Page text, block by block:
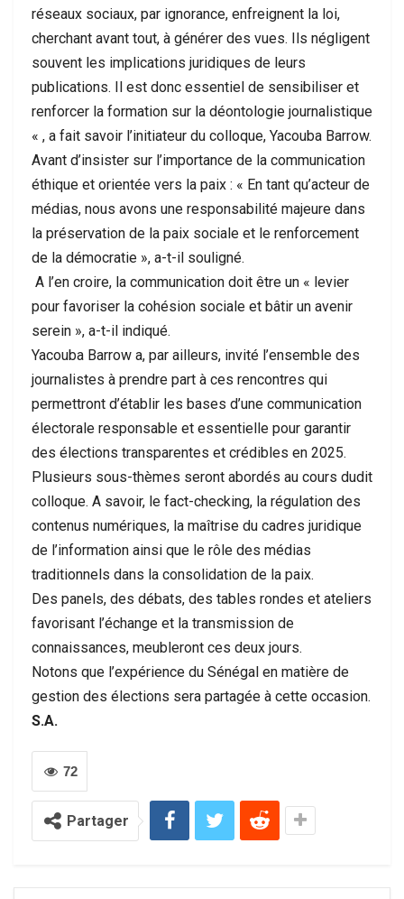
réseaux sociaux, par ignorance, enfreignent la loi,
cherchant avant tout, à générer des vues. Ils négligent
souvent les implications juridiques de leurs
publications. Il est donc essentiel de sensibiliser et
renforcer la formation sur la déontologie journalistique
« , a fait savoir l’initiateur du colloque, Yacouba Barrow.
Avant d’insister sur l’importance de la communication
éthique et orientée vers la paix : « En tant qu’acteur de
médias, nous avons une responsabilité majeure dans
la préservation de la paix sociale et le renforcement
de la démocratie », a-t-il souligné.
A l’en croire, la communication doit être un « levier
pour favoriser la cohésion sociale et bâtir un avenir
serein », a-t-il indiqué.
Yacouba Barrow a, par ailleurs, invité l’ensemble des
journalistes à prendre part à ces rencontres qui
permettront d’établir les bases d’une communication
électorale responsable et essentielle pour garantir
des élections transparentes et crédibles en 2025.
Plusieurs sous-thèmes seront abordés au cours dudit
colloque. A savoir, le fact-checking, la régulation des
contenus numériques, la maîtrise du cadres juridique
de l’information ainsi que le rôle des médias
traditionnels dans la consolidation de la paix.
Des panels, des débats, des tables rondes et ateliers
favorisant l’échange et la transmission de
connaissances, meubleront ces deux jours.
Notons que l’expérience du Sénégal en matière de
gestion des élections sera partagée à cette occasion.
S.A.
72
Partager